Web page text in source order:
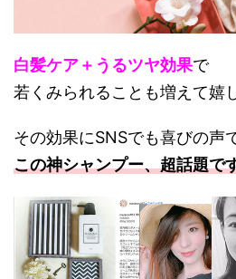
白髪ケア＋うるツヤ効果で
若くみられることも増えて嬉
その効果にSNSでも喜びの声
この神シャンプー、超話題で